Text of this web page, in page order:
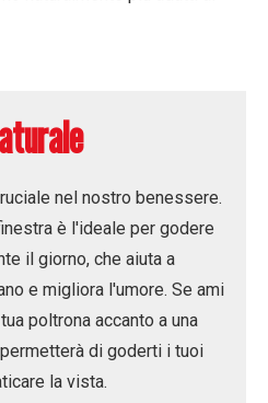
nel nostro benessere.
è l'ideale per godere
il giorno, che aiuta a
e migliora l'umore. Se ami
poltrona accanto a una
di goderti i tuoi
la vista.